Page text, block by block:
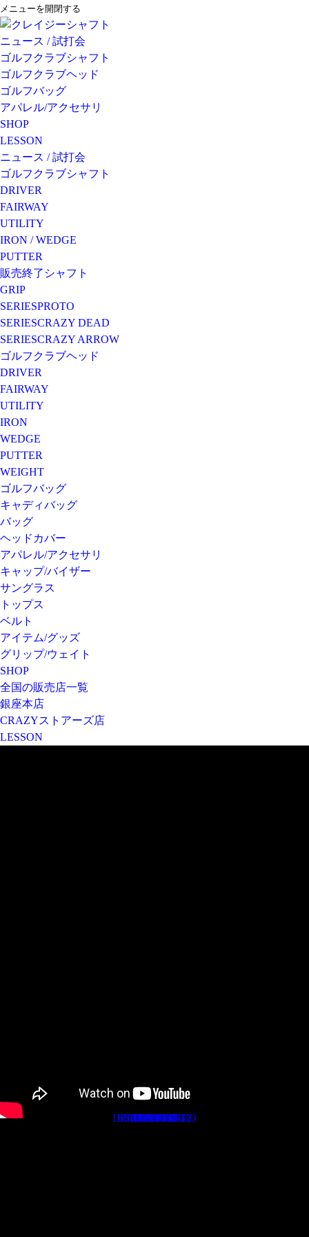
メニューを開閉する
ニュース / 試打会
ゴルフクラブシャフト
ゴルフクラブヘッド
ゴルフバッグ
アパレル/アクセサリ
SHOP
LESSON
ニュース / 試打会
ゴルフクラブシャフト
DRIVER
FAIRWAY
UTILITY
IRON / WEDGE
PUTTER
販売終了シャフト
GRIP
SERIESPROTO
SERIESCRAZY DEAD
SERIESCRAZY ARROW
ゴルフクラブヘッド
DRIVER
FAIRWAY
UTILITY
IRON
WEDGE
PUTTER
WEIGHT
ゴルフバッグ
キャディバッグ
バッグ
ヘッドカバー
アパレル/アクセサリ
キャップ/バイザー
サングラス
トップス
ベルト
アイテム/グッズ
グリップ/ウェイト
SHOP
全国の販売店一覧
銀座本店
CRAZYストアーズ店
LESSON
DRIVER
FAIRWAY
UTILITY
IRON / WEDGE
PUTTER
DISCONTINUED
SHAFT LIST